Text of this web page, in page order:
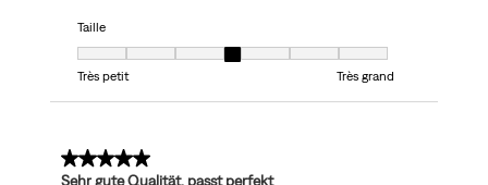
Taille
Taille, 4 sur 7, où 1 est égal à Très petit et 7 est égal à Très grand
Très petit
Très grand
5 sur 5 étoiles.
Sehr gute Qualität, passt perfekt